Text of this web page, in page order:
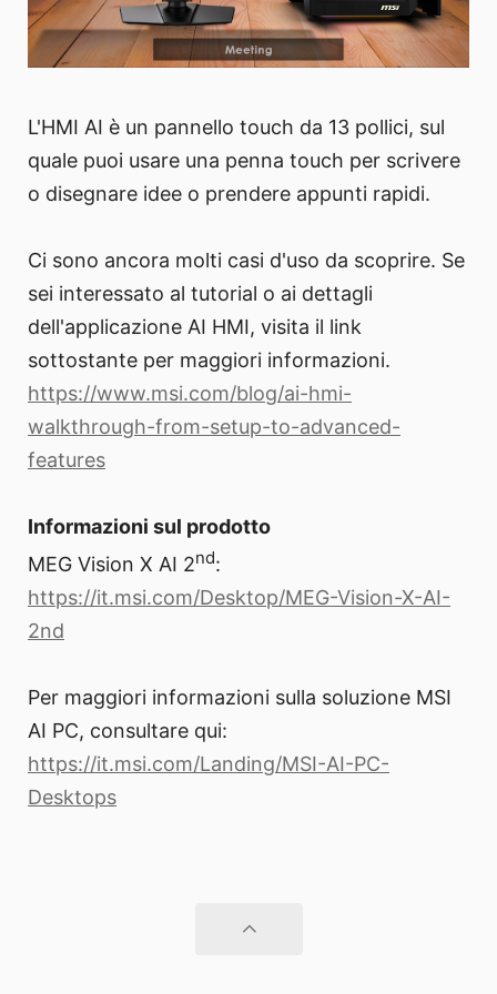
L'HMI AI è un pannello touch da 13 pollici, sul
quale puoi usare una penna touch per scrivere
o disegnare idee o prendere appunti rapidi.
Ci sono ancora molti casi d'uso da scoprire. Se
sei interessato al tutorial o ai dettagli
dell'applicazione AI HMI, visita il link
sottostante per maggiori informazioni.
https://www.msi.com/blog/ai-hmi-
walkthrough-from-setup-to-advanced-
features
Informazioni sul prodotto
MEG Vision X AI 2nd:
https://it.msi.com/Desktop/MEG-Vision-X-AI-
2nd
Per maggiori informazioni sulla soluzione MSI
AI PC, consultare qui:
https://it.msi.com/Landing/MSI-AI-PC-
Desktops